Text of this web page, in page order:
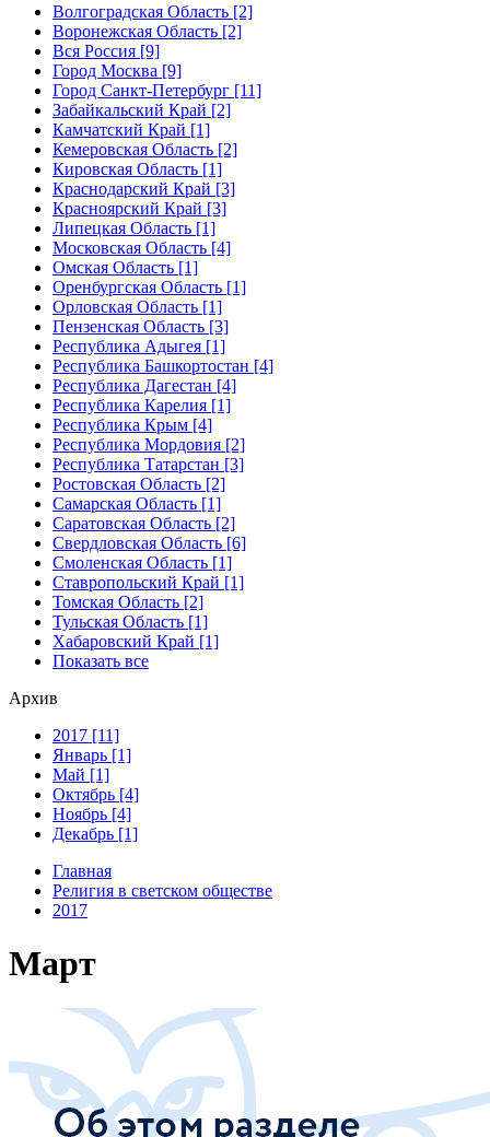
Волгоградская Область [2]
Воронежская Область [2]
Вся Россия [9]
Город Москва [9]
Город Санкт-Петербург [11]
Забайкальский Край [2]
Камчатский Край [1]
Кемеровская Область [2]
Кировская Область [1]
Краснодарский Край [3]
Красноярский Край [3]
Липецкая Область [1]
Московская Область [4]
Омская Область [1]
Оренбургская Область [1]
Орловская Область [1]
Пензенская Область [3]
Республика Адыгея [1]
Республика Башкортостан [4]
Республика Дагестан [4]
Республика Карелия [1]
Республика Крым [4]
Республика Мордовия [2]
Республика Татарстан [3]
Ростовская Область [2]
Самарская Область [1]
Саратовская Область [2]
Свердловская Область [6]
Смоленская Область [1]
Ставропольский Край [1]
Томская Область [2]
Тульская Область [1]
Хабаровский Край [1]
Показать все
Архив
2017 [11]
Январь [1]
Май [1]
Октябрь [4]
Ноябрь [4]
Декабрь [1]
Главная
Религия в светском обществе
2017
Март